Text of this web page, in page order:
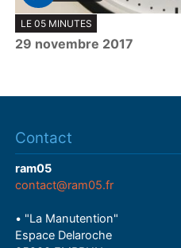
P
l
a
LE 05 MINUTES
29 novembre 2017
Contact
ram05
contact@ram05.fr
• "La Manutention"
Espace Delaroche